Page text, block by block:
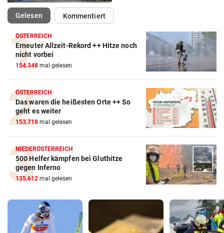
Gelesen(ausgewählt)Kommentiert
ÖSTERREICH
Erneuter Allzeit-Rekord ++ Hitze noch
nicht vorbei
154.348 mal gelesen
ÖSTERREICH
Das waren die heißesten Orte ++ So
geht es weiter
153.718 mal gelesen
NIEDERÖSTERREICH
500 Helfer kämpfen bei Gluthitze
gegen Inferno
135.612 mal gelesen